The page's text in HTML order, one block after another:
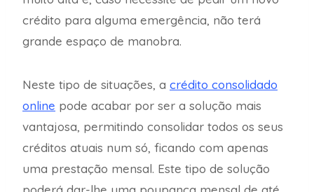
crédito para alguma emergência, não terá
grande espaço de manobra.
Neste tipo de situações, a crédito consolidado
online pode acabar por ser a solução mais
vantajosa, permitindo consolidar todos os seus
créditos atuais num só, ficando com apenas
uma prestação mensal. Este tipo de solução